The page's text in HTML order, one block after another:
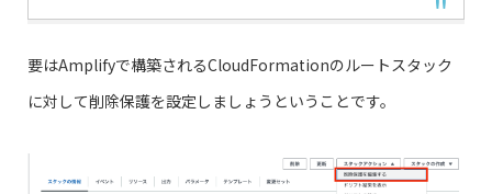
要はAmplifyで構築されるCloudFormationのルートスタック
に対して削除保護を設定しましょうということです。